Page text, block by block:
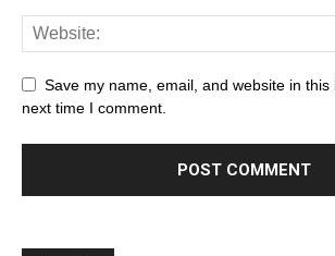
Save my name, email, and website in
next time I comment.